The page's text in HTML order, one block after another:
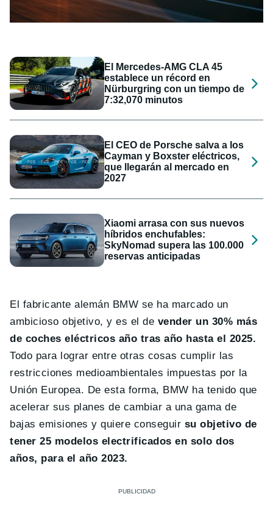
El Mercedes-AMG CLA 45
establece un récord en
Nürburgring con un tiempo de
7:32,070 minutos
El CEO de Porsche salva a los
Cayman y Boxster eléctricos,
que llegarán al mercado en
2027
Xiaomi arrasa con sus nuevos
híbridos enchufables:
SkyNomad supera las 100.000
reservas anticipadas
El fabricante alemán BMW se ha marcado un
ambicioso objetivo, y es el de vender un 30% más
de coches eléctricos año tras año hasta el 2025.
Todo para lograr entre otras cosas cumplir las
restricciones medioambientales impuestas por la
Unión Europea. De esta forma, BMW ha tenido que
acelerar sus planes de cambiar a una gama de
bajas emisiones y quiere conseguir su objetivo de
tener 25 modelos electrificados en solo dos
años, para el año 2023.